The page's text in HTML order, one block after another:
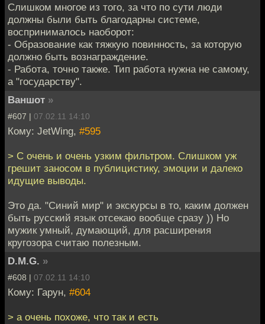
Слишком многое из того, за что по сути люди
должны были быть благодарны системе,
воспринималось наоборот:
- Образование как тяжкую повинность, за которую
должно быть вознаграждение.
- Работа, точно также. Тип работа нужна не самому,
а "государству".
Ваншот »
#607 | 07.02.11 14:10
Кому: JetWing, #595
> С очень и очень узким фильтром. Слишком уж
грешит заносом в публицистику, эмоции и далеко
идущие выводы.
Это да. "Синий мир" и экскурсы в то, каким должен
быть русский язык отсекаю вообще сразу )) Но
мужик умный, думающий, для расширения
кругозора считаю полезным.
D.M.G. »
#608 | 07.02.11 14:10
Кому: Гарун, #604
> а очень похоже, что так и есть